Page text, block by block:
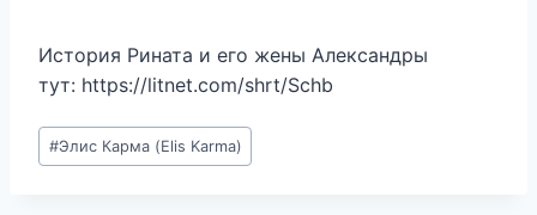
История Рината и его жены Александры
тут: https://litnet.com/shrt/Schb
Метки
записи:
#Элис Карма (Elis Karma)